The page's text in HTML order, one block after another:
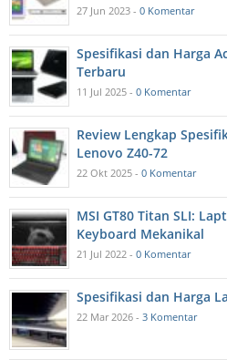
27 Jun 2023 - 0 Komentar
Spesifikasi dan Harga
Terbaru
11 Jul 2025 - 0 Komentar
Review Lengkap
Lenovo Z40-72
22 Okt 2025 - 0 Komentar
MSI GT80 Titan SLI:
Keyboard Mekanikal
21 Jul 2022 - 0 Komentar
Spesifikasi dan Harga
22 Mar 2026 - 3 Komentar